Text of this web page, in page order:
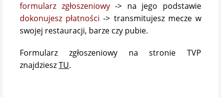
formularz zgłoszeniowy-> na jego podstawie
dokonujesz płatności-> transmitujesz mecze w
swojej restauracji, barze czy pubie.
Formularz zgłoszeniowy na stronie TVP
znajdzieszTU.